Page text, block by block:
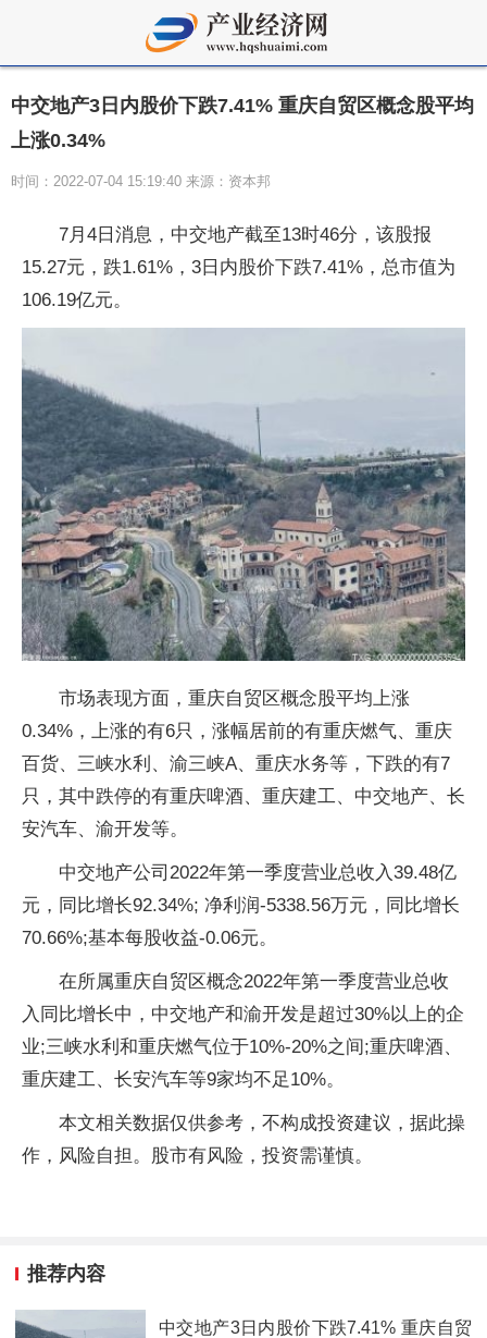
中交地产3日内股价下跌7.41% 重庆自贸区概念股平均
上涨0.34%
时间：2022-07-04 15:19:40 来源：资本邦
7月4日消息，中交地产截至13时46分，该股报
15.27元，跌1.61%，3日内股价下跌7.41%，总市值为
106.19亿元。
市场表现方面，重庆自贸区概念股平均上涨
0.34%，上涨的有6只，涨幅居前的有重庆燃气、重庆
百货、三峡水利、渝三峡A、重庆水务等，下跌的有7
只，其中跌停的有重庆啤酒、重庆建工、中交地产、长
安汽车、渝开发等。
中交地产公司2022年第一季度营业总收入39.48亿
元，同比增长92.34%; 净利润-5338.56万元，同比增长
70.66%;基本每股收益-0.06元。
在所属重庆自贸区概念2022年第一季度营业总收
入同比增长中，中交地产和渝开发是超过30%以上的企
业;三峡水利和重庆燃气位于10%-20%之间;重庆啤酒、
重庆建工、长安汽车等9家均不足10%。
本文相关数据仅供参考，不构成投资建议，据此操
作，风险自担。股市有风险，投资需谨慎。
推荐内容
中交地产3日内股价下跌7.41% 重庆自贸